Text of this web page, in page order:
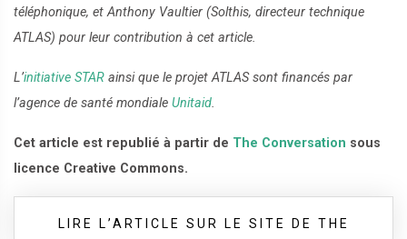
téléphonique, et Anthony Vaultier (Solthis, directeur technique
ATLAS) pour leur contribution à cet article.
L’initiative STAR ainsi que le projet ATLAS sont financés par
l’agence de santé mondiale Unitaid.
Cet article est republié à partir de The Conversation sous
licence Creative Commons.
LIRE L’ARTICLE SUR LE SITE DE THE